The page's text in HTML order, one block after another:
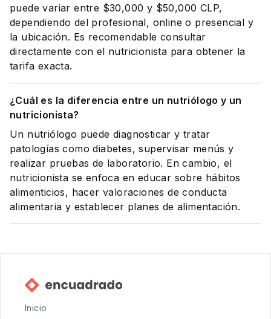
puede variar entre $30,000 y $50,000 CLP,
dependiendo del profesional, online o presencial y
la ubicación. Es recomendable consultar
directamente con el nutricionista para obtener la
tarifa exacta.
¿Cuál es la diferencia entre un nutriólogo y un
nutricionista?
Un nutriólogo puede diagnosticar y tratar
patologías como diabetes, supervisar menús y
realizar pruebas de laboratorio. En cambio, el
nutricionista se enfoca en educar sobre hábitos
alimenticios, hacer valoraciones de conducta
alimentaria y establecer planes de alimentación.
Inicio